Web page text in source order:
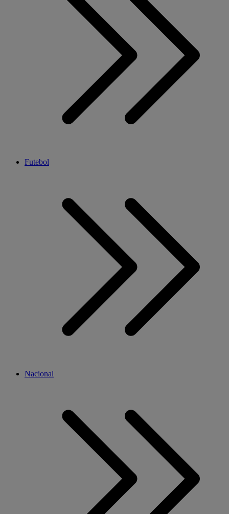
Futebol
Nacional